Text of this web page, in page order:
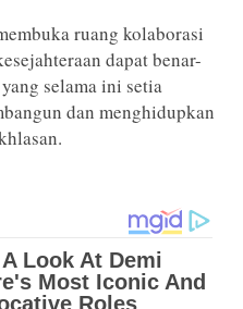
ruang kolaborasi
dapat benar-
selama ini setia
dan menghidupkan